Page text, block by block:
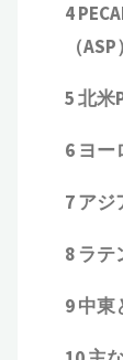
4
（ASP）
5 北米
6 ヨー
7 アジ
8 ラテ
9 中東